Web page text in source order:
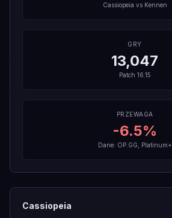
Cassiopeia vs Kennen
GRY
13,047
Patch 16.15
PRZEWAGA
-6.5%
Dane: OP.GG, Platinum+
Cassiopeia